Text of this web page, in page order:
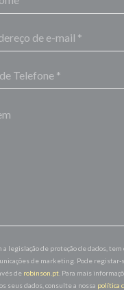
a legislação de proteção de dados,
de marketing. Pode registar-
de robinson.pt . Para mais
seus dados, consulte a nossa política